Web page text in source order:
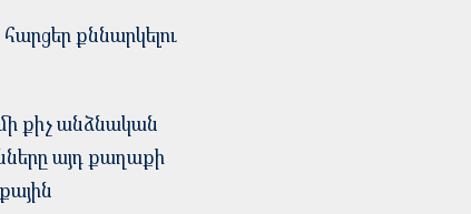
քննարկելու
քիչ անձնական
այդ քաղաքի